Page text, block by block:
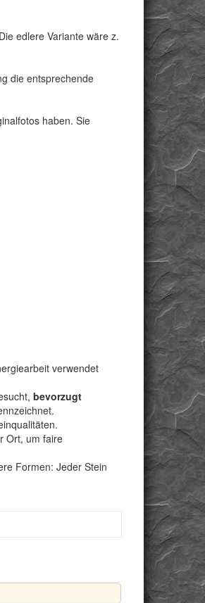
edlere Variante wäre z.
die entsprechende
haben. Sie
verwendet
bevorzugt
Ort, um faire
Formen: Jeder Stein